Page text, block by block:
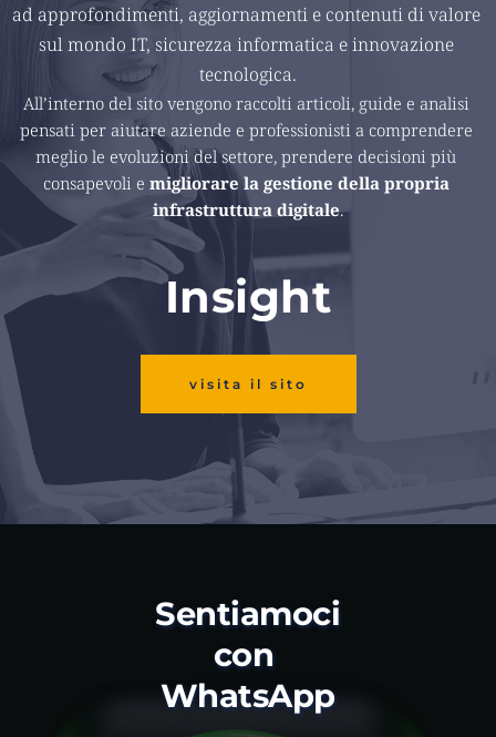
ad approfondimenti, aggiornamenti e contenuti di valore
sul mondo IT, sicurezza informatica e innovazione
tecnologica.
All’interno del sito vengono raccolti articoli, guide e analisi
pensati per aiutare aziende e professionisti a comprendere
meglio le evoluzioni del settore, prendere decisioni più
consapevoli e migliorare la gestione della propria
infrastruttura digitale.
Insight
visita il sito
Sentiamoci
con
WhatsApp